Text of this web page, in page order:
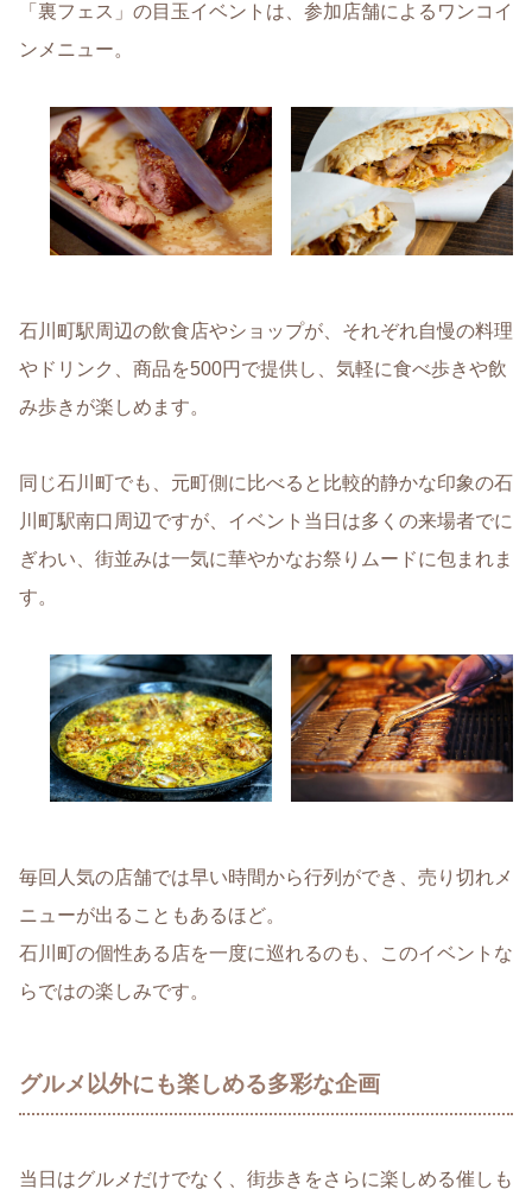
「裏フェス」の目玉イベントは、参加店舗によるワンコイ
ンメニュー。
石川町駅周辺の飲食店やショップが、それぞれ自慢の料理
やドリンク、商品を500円で提供し、気軽に食べ歩きや飲
み歩きが楽しめます。
同じ石川町でも、元町側に比べると比較的静かな印象の石
川町駅南口周辺ですが、イベント当日は多くの来場者でに
ぎわい、街並みは一気に華やかなお祭りムードに包まれま
す。
毎回人気の店舗では早い時間から行列ができ、売り切れメ
ニューが出ることもあるほど。
石川町の個性ある店を一度に巡れるのも、このイベントな
らではの楽しみです。
グルメ以外にも楽しめる多彩な企画
当日はグルメだけでなく、街歩きをさらに楽しめる催しも